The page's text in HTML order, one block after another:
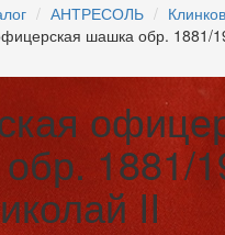
АНТРЕСОЛЬ
шашка обр. 1881/
1881/
II